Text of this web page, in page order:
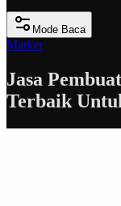
Mode Baca
Market
Jasa
Terbaik